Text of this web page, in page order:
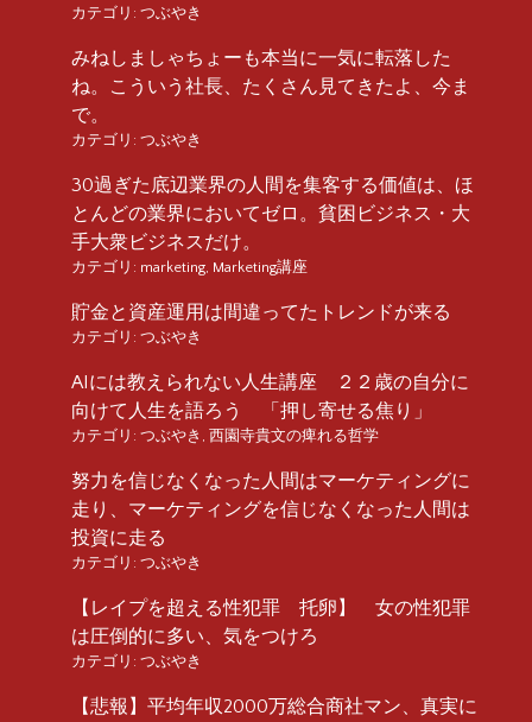
カテゴリ: つぶやき
みねしましゃちょーも本当に一気に転落した
ね。こういう社長、たくさん見てきたよ、今ま
で。
カテゴリ: つぶやき
30過ぎた底辺業界の人間を集客する価値は、ほ
とんどの業界においてゼロ。貧困ビジネス・大
手大衆ビジネスだけ。
カテゴリ: marketing Marketing講座
貯金と資産運用は間違ってたトレンドが来る
カテゴリ: つぶやき
AIには教えられない人生講座 ２２歳の自分に
向けて人生を語ろう 「押し寄せる焦り」
カテゴリ: つぶやき 西園寺貴文の痺れる哲学
努力を信じなくなった人間はマーケティングに
走り、マーケティングを信じなくなった人間は
投資に走る
カテゴリ: つぶやき
【レイプを超える性犯罪 托卵】 女の性犯罪
は圧倒的に多い、気をつけろ
カテゴリ: つぶやき
【悲報】平均年収2000万総合商社マン、真実に